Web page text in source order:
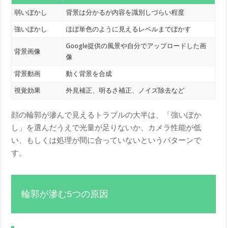
弱いぼかし 背景は分かるが内容を識別しづらい程度
強いぼかし ほぼ単色のように見えるレベルまでぼかす
背景画像
Google提供の風景や自分でアップロードした画
像
背景動画 動く背景を合成
視覚効果 外見補正、明るさ補正、ノイズ除去など
顔の輪郭が滲んで見えるトラブルの大半は、「強いぼか
し」を選んだうえで光量が足りないか、カメラ性能が低
い、もしくは処理が間に合っていないというパターンで
す。
輪郭が滲む5つの原因